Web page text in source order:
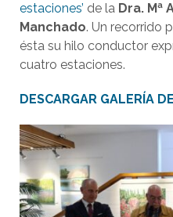
estaciones’ de la Dra. Mª
Manchado. Un recorrido
ésta su hilo conductor
cuatro estaciones.
DESCARGAR GALERÍA